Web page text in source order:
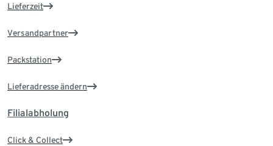
Lieferzeit
Versandpartner
Packstation
Lieferadresse ändern
Filialabholung
Click & Collect